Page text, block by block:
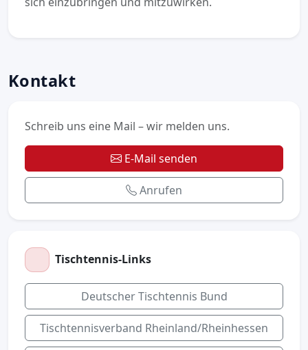
Kontakt
Schreib uns eine Mail – wir melden uns.
E-Mail senden
Anrufen
Tischtennis-Links
Deutscher Tischtennis Bund
Tischtennisverband Rheinland/Rheinhessen